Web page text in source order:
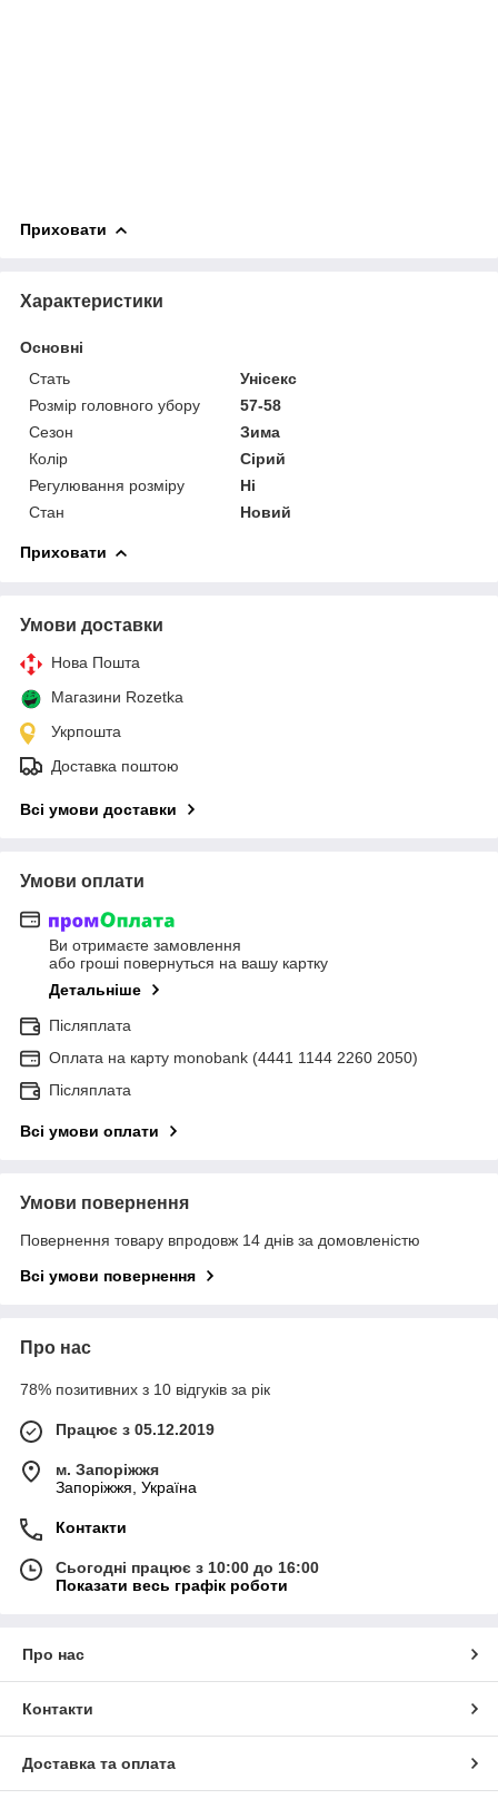
Приховати
Характеристики
Основні
Стать
Унісекс
Розмір головного убору
57-58
Сезон
Зима
Колір
Сірий
Регулювання розміру
Ні
Стан
Новий
Приховати
Умови доставки
Нова Пошта
Магазини Rozetka
Укрпошта
Доставка поштою
Всі умови доставки
Умови оплати
Ви отримаєте замовлення
або гроші повернуться на вашу картку
Детальніше
Післяплата
Оплата на карту monobank (4441 1144 2260 2050)
Післяплата
Всі умови оплати
Умови повернення
Повернення товару впродовж 14 днів за домовленістю
Всі умови повернення
Про нас
78% позитивних з 10 відгуків за рік
Працює з 05.12.2019
м. Запоріжжя
Запоріжжя, Україна
Контакти
Сьогодні працює з 10:00 до 16:00
Показати весь графік роботи
Про нас
Контакти
Доставка та оплата